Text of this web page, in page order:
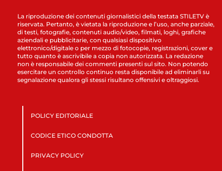
La riproduzione dei contenuti giornalistici della testata STILETV è
riservata. Pertanto, è vietata la riproduzione e l’uso, anche parziale,
di testi, fotografie, contenuti audio/video, filmati, loghi, grafiche
aziendali e pubblicitarie, con qualsiasi dispositivo
elettronico/digitale o per mezzo di fotocopie, registrazioni, cover e
tutto quanto è ascrivibile a copia non autorizzata. La redazione
non è responsabile dei commenti presenti sul sito. Non potendo
esercitare un controllo continuo resta disponibile ad eliminarli su
segnalazione qualora gli stessi risultano offensivi e oltraggiosi.
POLICY EDITORIALE
CODICE ETICO CONDOTTA
PRIVACY POLICY